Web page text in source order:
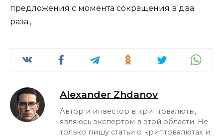
предложения с момента сокращения в два
раза.,
Alexander Zhdanov
Автор и инвестор в криптовалюты,
являюсь экспертом в этой области. Не
только пишу статьи о криптовалютах и